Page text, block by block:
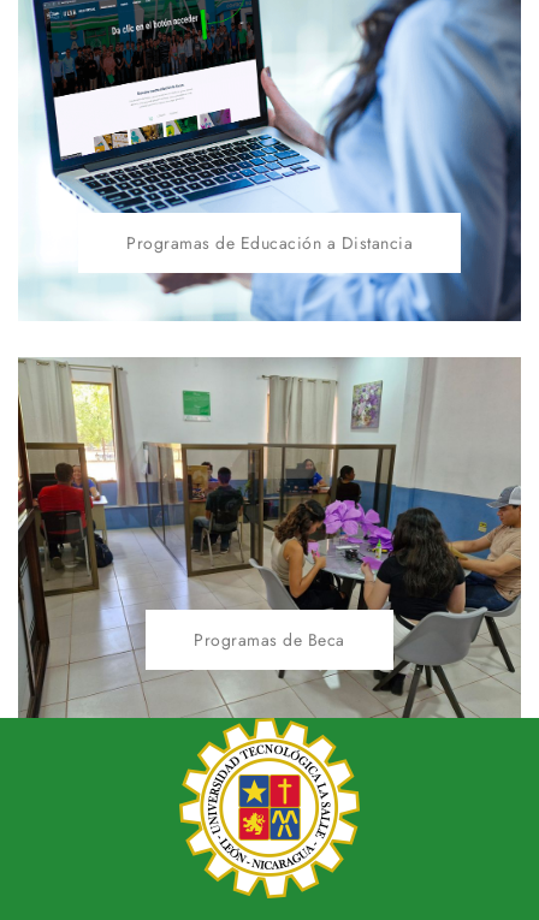
Programas de Educación a Distancia
Programas de Beca